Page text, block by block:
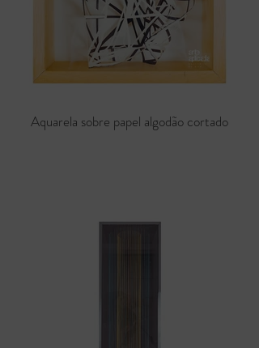
Aquarela sobre papel algodão cortado